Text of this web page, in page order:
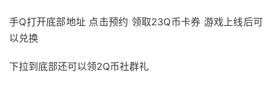
手Q打开底部地址 点击预约 领取23Q币卡券 游戏上线后可
以兑换
下拉到底部还可以领2Q币社群礼